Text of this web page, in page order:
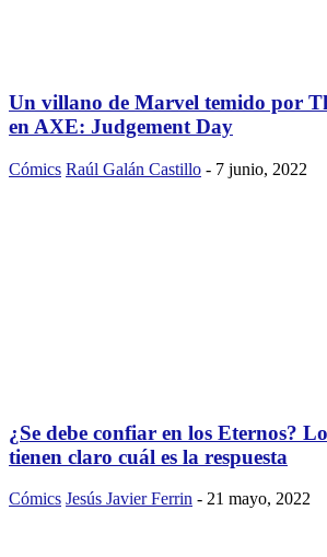
Un villano de Marvel temido por
en AXE: Judgement Day
Cómics Raúl Galán Castillo - 7 junio, 2022
¿Se debe confiar en los Eternos?
tienen claro cuál es la respuesta
Cómics Jesús Javier Ferrin - 21 mayo, 2022